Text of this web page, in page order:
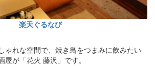
楽天ぐるなび
ゃれな空間で、焼き鳥をつまみに飲みたい
が「花火 藤沢」です。